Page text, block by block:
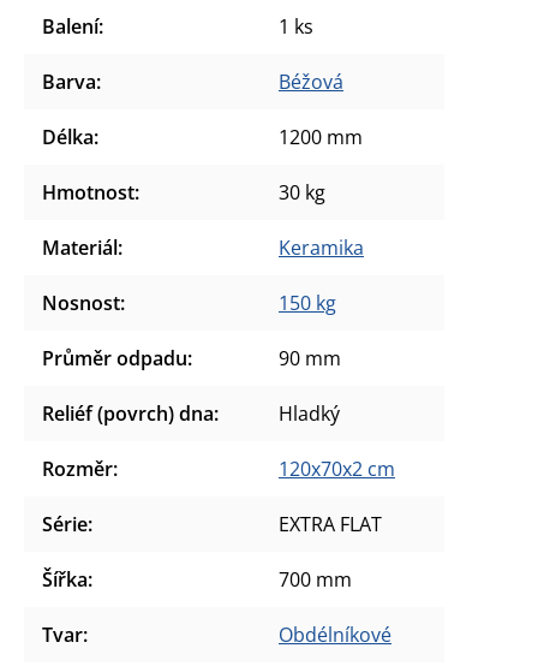
Balení: 1 ks
Barva: Béžová
Délka: 1200 mm
Hmotnost: 30 kg
Materiál: Keramika
Nosnost: 150 kg
Průměr odpadu: 90 mm
Reliéf (povrch) dna: Hladký
Rozměr: 120x70x2 cm
Série: EXTRA FLAT
Šířka: 700 mm
Tvar: Obdélníkové